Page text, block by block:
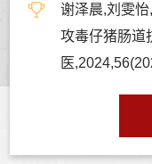
谢泽晨,刘雯
攻毒仔猪肠道
医